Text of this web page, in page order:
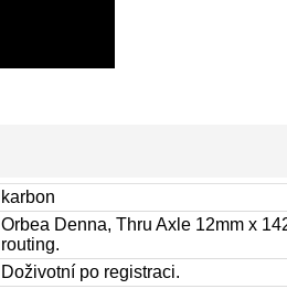
karbon
Orbea Denna, Thru Axle 12mm x
routing.
Doživotní po registraci.